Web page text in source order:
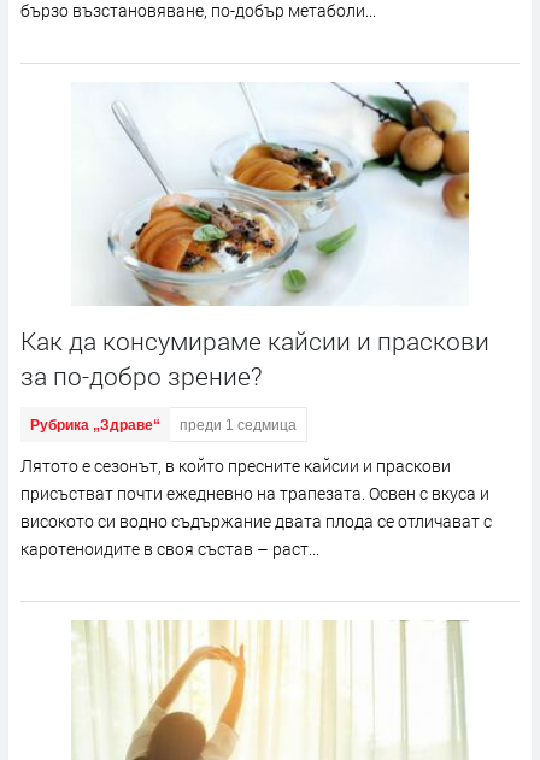
бързо възстановяване, по-добър метаболи...
Как да консумираме кайсии и праскови
за по-добро зрение?
Рубрика „Здраве“ преди 1 седмица
Лятото е сезонът, в който пресните кайсии и праскови
присъстват почти ежедневно на трапезата. Освен с вкуса и
високото си водно съдържание двата плода се отличават с
каротеноидите в своя състав – раст...